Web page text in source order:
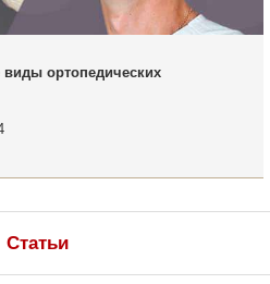
ортопедических
Статьи